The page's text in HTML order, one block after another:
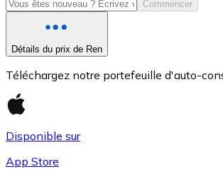
Commencer
Détails du prix de Ren
Téléchargez notre portefeuille d'auto-
Disponible sur
App Store